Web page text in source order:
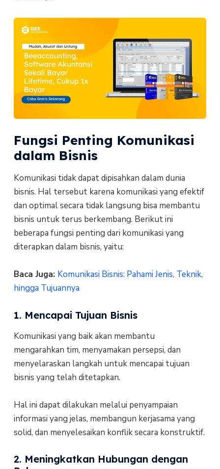
Fungsi Penting Komunikasi
dalam Bisnis
Komunikasi tidak dapat dipisahkan dalam dunia
bisnis. Hal tersebut karena komunikasi yang efektif
dan optimal secara tidak langsung bisa membantu
bisnis untuk terus berkembang. Berikut ini
beberapa fungsi penting dari komunikasi yang
diterapkan dalam bisnis, yaitu:
Baca Juga: Komunikasi Bisnis: Pahami Jenis, Teknik,
hingga Tujuannya
1. Mencapai Tujuan Bisnis
Komunikasi yang baik akan membantu
mengarahkan tim, menyamakan persepsi, dan
menyelaraskan langkah untuk mencapai tujuan
bisnis yang telah ditetapkan.
Hal ini dapat dilakukan melalui penyampaian
informasi yang jelas, membangun kerjasama yang
solid, dan menyelesaikan konflik secara konstruktif.
2. Meningkatkan Hubungan dengan